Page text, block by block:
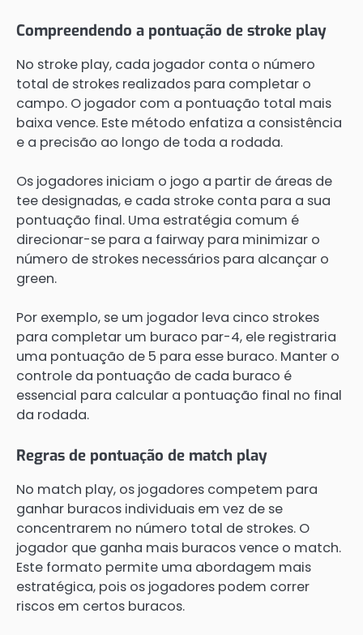
Compreendendo a pontuação de stroke play
No stroke play, cada jogador conta o número
total de strokes realizados para completar o
campo. O jogador com a pontuação total mais
baixa vence. Este método enfatiza a consistência
e a precisão ao longo de toda a rodada.
Os jogadores iniciam o jogo a partir de áreas de
tee designadas, e cada stroke conta para a sua
pontuação final. Uma estratégia comum é
direcionar-se para a fairway para minimizar o
número de strokes necessários para alcançar o
green.
Por exemplo, se um jogador leva cinco strokes
para completar um buraco par-4, ele registraria
uma pontuação de 5 para esse buraco. Manter o
controle da pontuação de cada buraco é
essencial para calcular a pontuação final no final
da rodada.
Regras de pontuação de match play
No match play, os jogadores competem para
ganhar buracos individuais em vez de se
concentrarem no número total de strokes. O
jogador que ganha mais buracos vence o match.
Este formato permite uma abordagem mais
estratégica, pois os jogadores podem correr
riscos em certos buracos.